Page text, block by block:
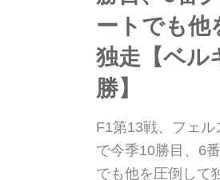
ートでも他
独走【ベル
勝】
F1第13戦、フェ
で今季10勝目、6
でも他を圧倒して